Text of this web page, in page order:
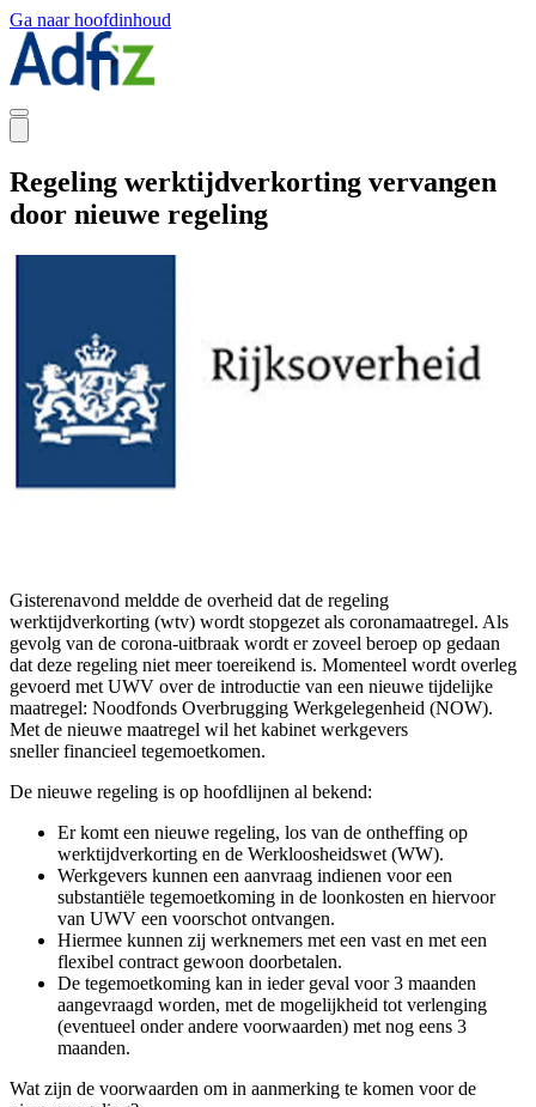
Ga naar hoofdinhoud
Regeling werktijdverkorting vervangen
door nieuwe regeling
Gisterenavond meldde de overheid dat de regeling
werktijdverkorting (wtv) wordt stopgezet als coronamaatregel. Als
gevolg van de corona-uitbraak wordt erzoveel beroep op gedaan
dat deze regeling niet meer toereikend is. Momenteel wordt overleg
gevoerd met UWV over de introductie van een nieuwe tijdelijke
maatregel: Noodfonds Overbrugging Werkgelegenheid (NOW).
Met de nieuwe maatregel wil het kabinet werkgevers
sneller financieel tegemoetkomen.
De nieuwe regeling is op hoofdlijnen al bekend:
Er komt een nieuwe regeling, los van de ontheffing op
werktijdverkorting en de Werkloosheidswet (WW).
Werkgevers kunnen een aanvraag indienen voor een
substantiële tegemoetkoming in de loonkosten en hiervoor
van UWV een voorschot ontvangen.
Hiermee kunnen zij werknemers met een vast en met een
flexibel contract gewoon doorbetalen.
De tegemoetkoming kan in ieder geval voor 3 maanden
aangevraagd worden, met de mogelijkheid tot verlenging
(eventueel onder andere voorwaarden) met nog eens 3
maanden.
Wat zijn de voorwaarden om in aanmerking te komen voor de